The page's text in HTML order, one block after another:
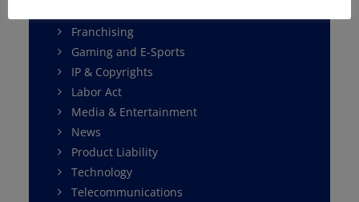
Franchising
Gaming and E-Sports
IP & Copyrights
Labor Act
Media & Entertainment
News
Product Liability
Technology
Telecommunications